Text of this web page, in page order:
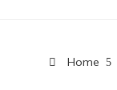
Home